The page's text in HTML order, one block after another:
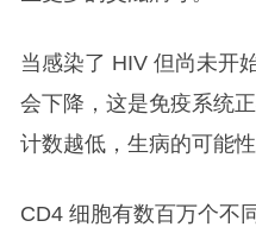
当感染了 HIV 但尚未开
会下降，这是免疫系统
计数越低，生病的可能性
CD4 细胞有数百万个不